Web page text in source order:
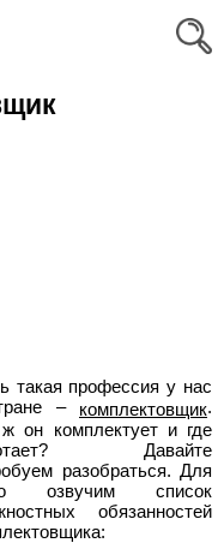
такая профессия у нас
– комплектовщик.
он комплектует и где
Давайте
разобраться. Для
озвучим список
обязанностей